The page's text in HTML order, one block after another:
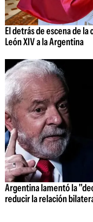
El detrás de escena de
León XIV a la Argentina
Argentina lamentó la
reducir la relación